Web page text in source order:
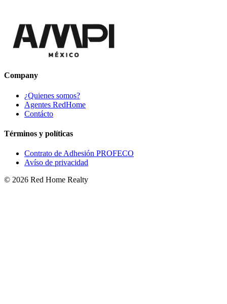
Company
¿Quienes somos?
Agentes RedHome
Contácto
Términos y políticas
Contrato de Adhesión PROFECO
Avíso de privacidad
© 2026 Red Home Realty